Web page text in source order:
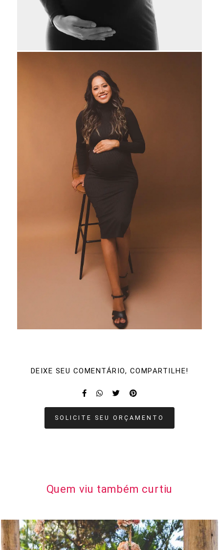
DEIXE SEU COMENTÁRIO, COMPARTILHE!
SOLICITE SEU ORÇAMENTO
Quem viu também curtiu